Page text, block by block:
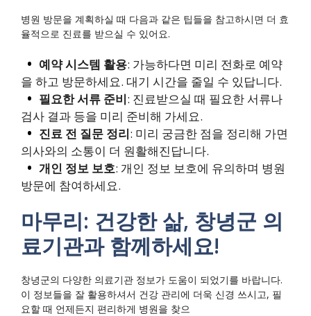
병원 방문을 계획하실 때 다음과 같은 팁들을 참고하시면 더 효
율적으로 진료를 받으실 수 있어요.
예약 시스템 활용: 가능하다면 미리 전화로 예약
을 하고 방문하세요. 대기 시간을 줄일 수 있답니다.
필요한 서류 준비: 진료받으실 때 필요한 서류나
검사 결과 등을 미리 준비해 가세요.
진료 전 질문 정리: 미리 궁금한 점을 정리해 가면
의사와의 소통이 더 원활해진답니다.
개인 정보 보호: 개인 정보 보호에 유의하며 병원
방문에 참여하세요.
마무리: 건강한 삶, 창녕군 의
료기관과 함께하세요!
창녕군의 다양한 의료기관 정보가 도움이 되었기를 바랍니다.
이 정보들을 잘 활용하셔서 건강 관리에 더욱 신경 쓰시고, 필
요할 때 언제든지 편리하게 병원을 찾으